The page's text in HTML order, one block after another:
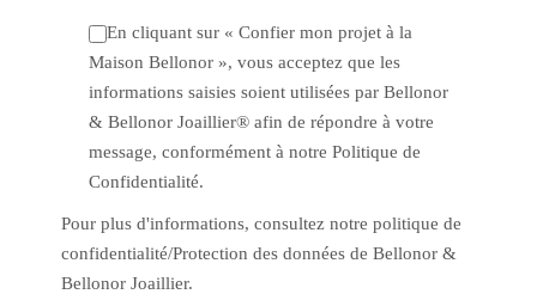
En cliquant sur « Confier mon projet à la
Maison Bellonor », vous acceptez que les
informations saisies soient utilisées par Bellonor
& Bellonor Joaillier® afin de répondre à votre
message, conformément à notre Politique de
Confidentialité.
Pour plus d'informations, consultez notre politique de
confidentialité/Protection des données de Bellonor &
Bellonor Joaillier.